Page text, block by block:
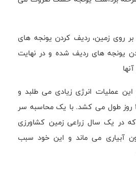
روی زمین، ردیف کردن یونجه های
یونجه های ردیف شده و در نهایت
عملیات انرژی زیادی می طلبد و
مدت زمانی حدود 7 تا 10 روز طول می کشد. با یک محاسبه سر
یک سال زراعی زمین کشاورزی
40 روز بدون آبیاری می ماند و این خود سبب